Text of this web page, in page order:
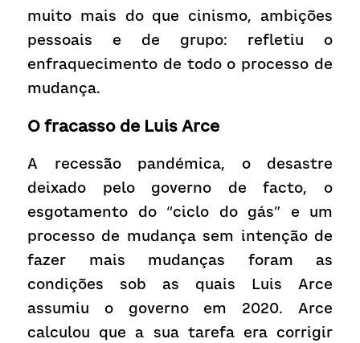
muito mais do que cinismo, ambições
pessoais e de grupo: refletiu o
enfraquecimento de todo o processo de
mudança.
O fracasso de Luis Arce
A recessão pandémica, o desastre
deixado pelo governo de facto, o
esgotamento do “ciclo do gás” e um
processo de mudança sem intenção de
fazer mais mudanças foram as
condições sob as quais Luis Arce
assumiu o governo em 2020. Arce
calculou que a sua tarefa era corrigir